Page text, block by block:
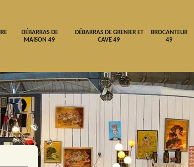
DÉBARRAS DE
MAISON 49
DÉBARRAS DE GRENIER ET
CAVE 49
BROCANTEUR
49